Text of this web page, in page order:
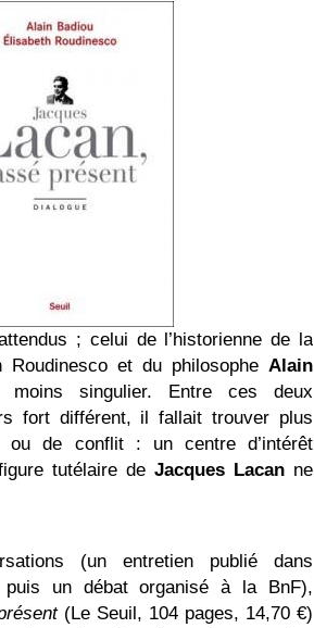
; celui de l’historienne de la
Roudinesco et du philosophe Alain
singulier. Entre ces deux
fort différent, il fallait trouver plus
ou de conflit : un centre d’intérêt
tutélaire de Jacques Lacan ne
(un entretien publié dans
un débat organisé à la BnF),
(Le Seuil, 104 pages, 14,70 €)